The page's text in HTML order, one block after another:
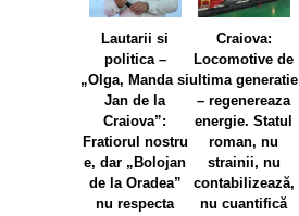
Lautarii si
politica –
„Olga, Manda si
Jan de la
Craiova”:
Fratiorul nostru
e, dar „Bolojan
de la Oradea”
nu respecta
Craiova:
Locomotive de
ultima generatie
– regenereaza
energie. Statul
roman, nu
strainii, nu
contabilizează,
nu cuantifică